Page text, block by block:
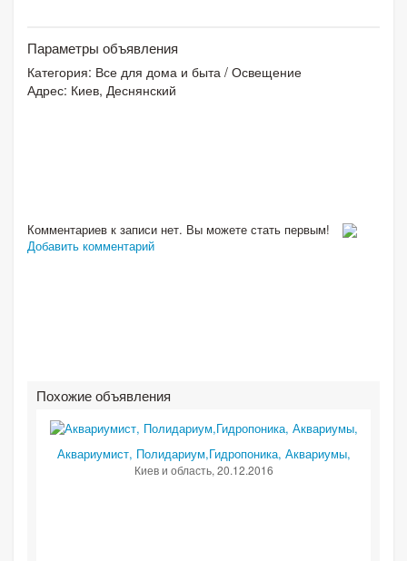
Параметры объявления
Категория: Все для дома и быта / Освещение
Адрес: Киев, Деснянский
Комментариев к записи нет. Вы можете стать первым!
Добавить комментарий
Похожие объявления
Аквариумист, Полидариум,Гидропоника, Аквариумы,
Киев и область, 20.12.2016